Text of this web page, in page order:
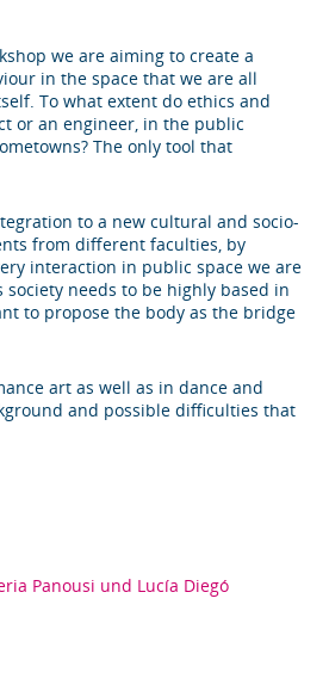
we are aiming to create a
in the space that we are all
To what extent do ethics and
or an engineer, in the public
The only tool that
to a new cultural and socio-
from diﬀerent faculties, by
interaction in public space we are
needs to be highly based in
to propose the body as the bridge
art as well as in dance and
and possible diﬃculties that
Panousi und Lucía Diegó